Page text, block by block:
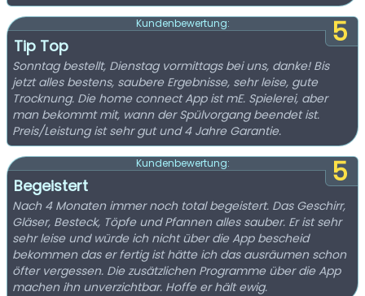
5
Kundenbewertung:
Tip Top
Sonntag bestellt, Dienstag vormittags bei uns, danke! Bis
jetzt alles bestens, saubere Ergebnisse, sehr leise, gute
Trocknung. Die home connect App ist mE. Spielerei, aber
man bekommt mit, wann der Spülvorgang beendet ist.
Preis/Leistung ist sehr gut und 4 Jahre Garantie.
5
Kundenbewertung:
Begeistert
Nach 4 Monaten immer noch total begeistert. Das Geschirr,
Gläser, Besteck, Töpfe und Pfannen alles sauber. Er ist sehr
sehr leise und würde ich nicht über die App bescheid
bekommen das er fertig ist hätte ich das ausräumen schon
öfter vergessen. Die zusätzlichen Programme über die App
machen ihn unverzichtbar. Hoffe er hält ewig.